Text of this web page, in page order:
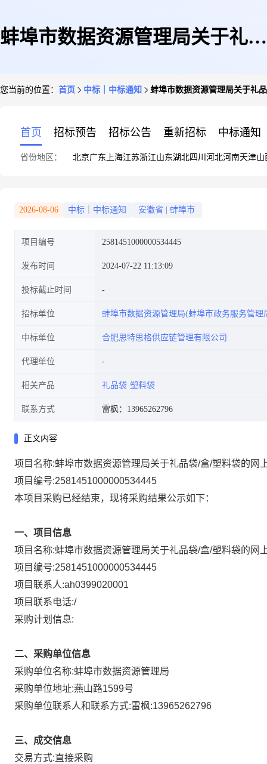
蚌埠市数据资源管理局关于礼品
您当前的位置： 首页 中标｜中标通知 蚌埠市数据资源管理局关于礼
首页 招标预告 招标公告 重新招标 中标通知
省份地区： 北京广东 上海江苏浙江山东湖北四川 河北河南天津山
2026-08-06 中标｜中标通知 安徽省 蚌埠市
项目编号 2581451000000534445
发布时间 2024-07-22 11:13:09
投标截止时间
招标单位 蚌埠市数据资源管理局(蚌埠市政务服务管理
中标单位 合肥思特思格供应链管理有限公司
代理单位
相关产品 礼品袋 塑料袋
联系方式 雷枫：13965262796
正文内容
项目名称:蚌埠市数据资源管理局关于礼品袋/盒/塑料袋的网
项目编号:2581451000000534445
本项目采购已经结束，现将采购结果公示如下：
一、项目信息
项目名称:蚌埠市数据资源管理局关于礼品袋/盒/塑料袋的网
项目编号:2581451000000534445
项目联系人:ah0399020001
项目联系电话:/
采购计划信息:
二、采购单位信息
采购单位名称:蚌埠市数据资源管理局
采购单位地址:燕山路1599号
采购单位联系人和联系方式:雷枫:13965262796
三、成交信息
交易方式:直接采购